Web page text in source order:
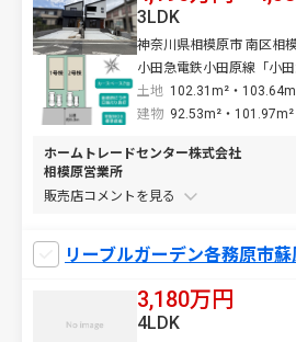
神奈川県相模原市 南区相
小田急電鉄小田原線「小
土地 102.31m²・
3LDK
建物 92.53m²・101.97m²
ホームトレードセンター株式会社
相模原営業所
販売店コメントを
リーブルガーデン各務原市
3,180万円
4LDK